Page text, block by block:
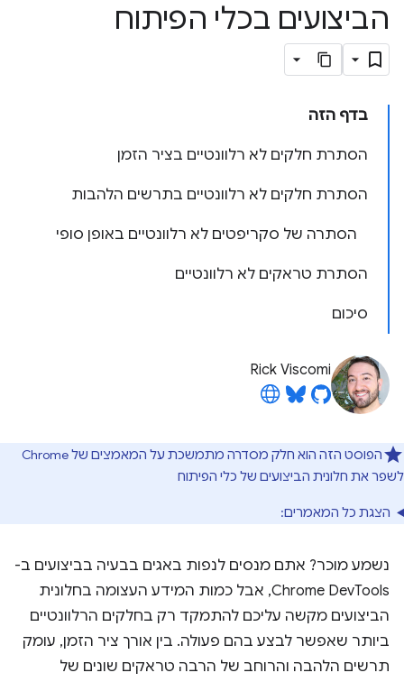
הביצועים בכלי הפיתוח
בדף הזה
הסתרת חלקים לא רלוונטיים בציר הזמן
הסתרת חלקים לא רלוונטיים בתרשים הלהבות
הסתרה של סקריפטים לא רלוונטיים באופן סופי
הסתרת טראקים לא רלוונטיים
סיכום
Rick Viscomi
הפוסט הזה הוא חלק מסדרה מתמשכת על המאמצים של Chrome
לשפר את חלונית הביצועים של כלי הפיתוח
הצגת כל המאמרים:
נשמע מוכר? אתם מנסים לנפות באגים בבעיה בביצועים ב-
Chrome DevTools, אבל כמות המידע העצומה בחלונית
הביצועים מקשה עליכם להתמקד רק בחלקים הרלוונטיים
ביותר שאפשר לבצע בהם פעולה. בין אורך ציר הזמן, עומק
תרשים הלהבה והרוחב של הרבה טראקים שונים של